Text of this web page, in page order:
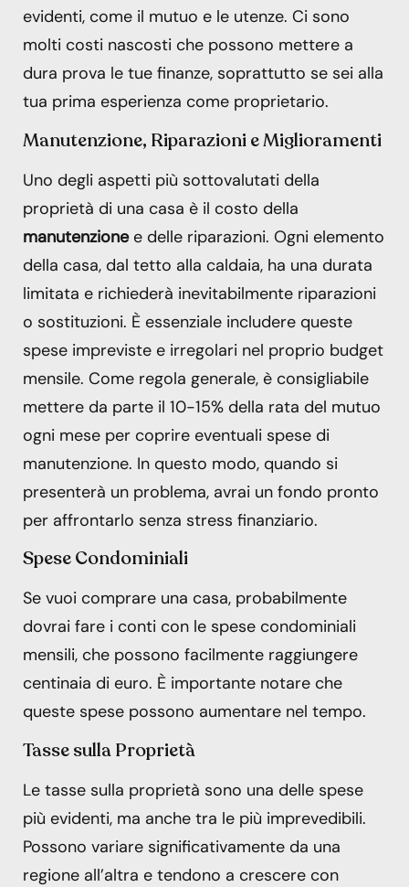
evidenti, come il mutuo e le utenze. Ci sono
molti costi nascosti che possono mettere a
dura prova le tue finanze, soprattutto se sei alla
tua prima esperienza come proprietario.
Manutenzione, Riparazioni e Miglioramenti
Uno degli aspetti più sottovalutati della
proprietà di una casa è il costo della
manutenzionee delle riparazioni. Ogni elemento
della casa, dal tetto alla caldaia, ha una durata
limitata e richiederà inevitabilmente riparazioni
o sostituzioni. È essenziale includere queste
spese impreviste e irregolari nel proprio budget
mensile. Come regola generale, è consigliabile
mettere da parte il 10-15% della rata del mutuo
ogni mese per coprire eventuali spese di
manutenzione. In questo modo, quando si
presenterà un problema, avrai un fondo pronto
per affrontarlo senza stress finanziario.
Spese Condominiali
Se vuoi comprare una casa, probabilmente
dovrai fare i conti con le spese condominiali
mensili, che possono facilmente raggiungere
centinaia di euro. È importante notare che
queste spese possono aumentare nel tempo.
Tasse sulla Proprietà
Le tasse sulla proprietà sono una delle spese
più evidenti, ma anche tra le più imprevedibili.
Possono variare significativamente da una
regione all’altra e tendono a crescere con